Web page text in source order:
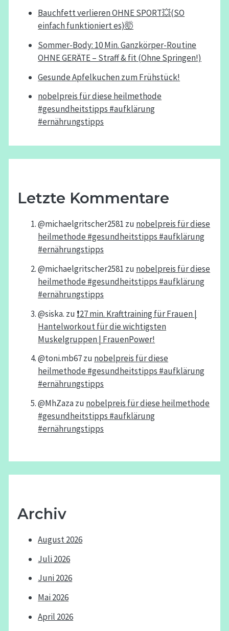
Bauchfett verlieren OHNE SPORT💥(SO
einfach funktioniert es)🤯
Sommer-Body: 10 Min. Ganzkörper-Routine
OHNE GERÄTE – Straff & fit (Ohne Springen!)
Gesunde Apfelkuchen zum Frühstück!
nobelpreis für diese heilmethode
#gesundheitstipps #aufklärung
#ernährungstipps
Letzte Kommentare
@michaelgritscher2581 zu nobelpreis für diese
heilmethode #gesundheitstipps #aufklärung
#ernährungstipps
@michaelgritscher2581 zu nobelpreis für diese
heilmethode #gesundheitstipps #aufklärung
#ernährungstipps
@siska. zu ❗️27 min. Krafttraining für Frauen |
Hantelworkout für die wichtigsten
Muskelgruppen | FrauenPower!
@toni.mb67zu nobelpreis für diese
heilmethode #gesundheitstipps #aufklärung
#ernährungstipps
@MhZazazu nobelpreis für diese heilmethode
#gesundheitstipps #aufklärung
#ernährungstipps
Archiv
August 2026
Juli 2026
Juni 2026
Mai 2026
April 2026